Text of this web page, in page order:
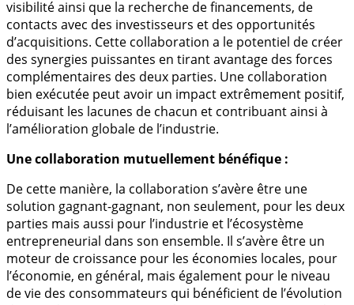
visibilité ainsi que la recherche de financements, de
contacts avec des investisseurs et des opportunités
d’acquisitions. Cette collaboration a le potentiel de créer
des synergies puissantes en tirant avantage des forces
complémentaires des deux parties. Une collaboration
bien exécutée peut avoir un impact extrêmement positif,
réduisant les lacunes de chacun et contribuant ainsi à
l’amélioration globale de l’industrie.
Une collaboration mutuellement bénéfique :
De cette manière, la collaboration s’avère être une
solution gagnant-gagnant, non seulement, pour les deux
parties mais aussi pour l’industrie et l’écosystème
entrepreneurial dans son ensemble. Il s’avère être un
moteur de croissance pour les économies locales, pour
l’économie, en général, mais également pour le niveau
de vie des consommateurs qui bénéficient de l’évolution